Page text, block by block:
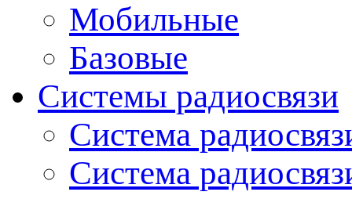
Мобильные
Базовые
Системы радиосвязи
Система
Система